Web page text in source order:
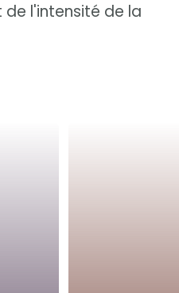
l'intensité de la